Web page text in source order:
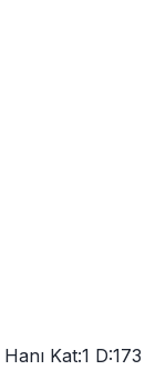
Kat:1 D:173